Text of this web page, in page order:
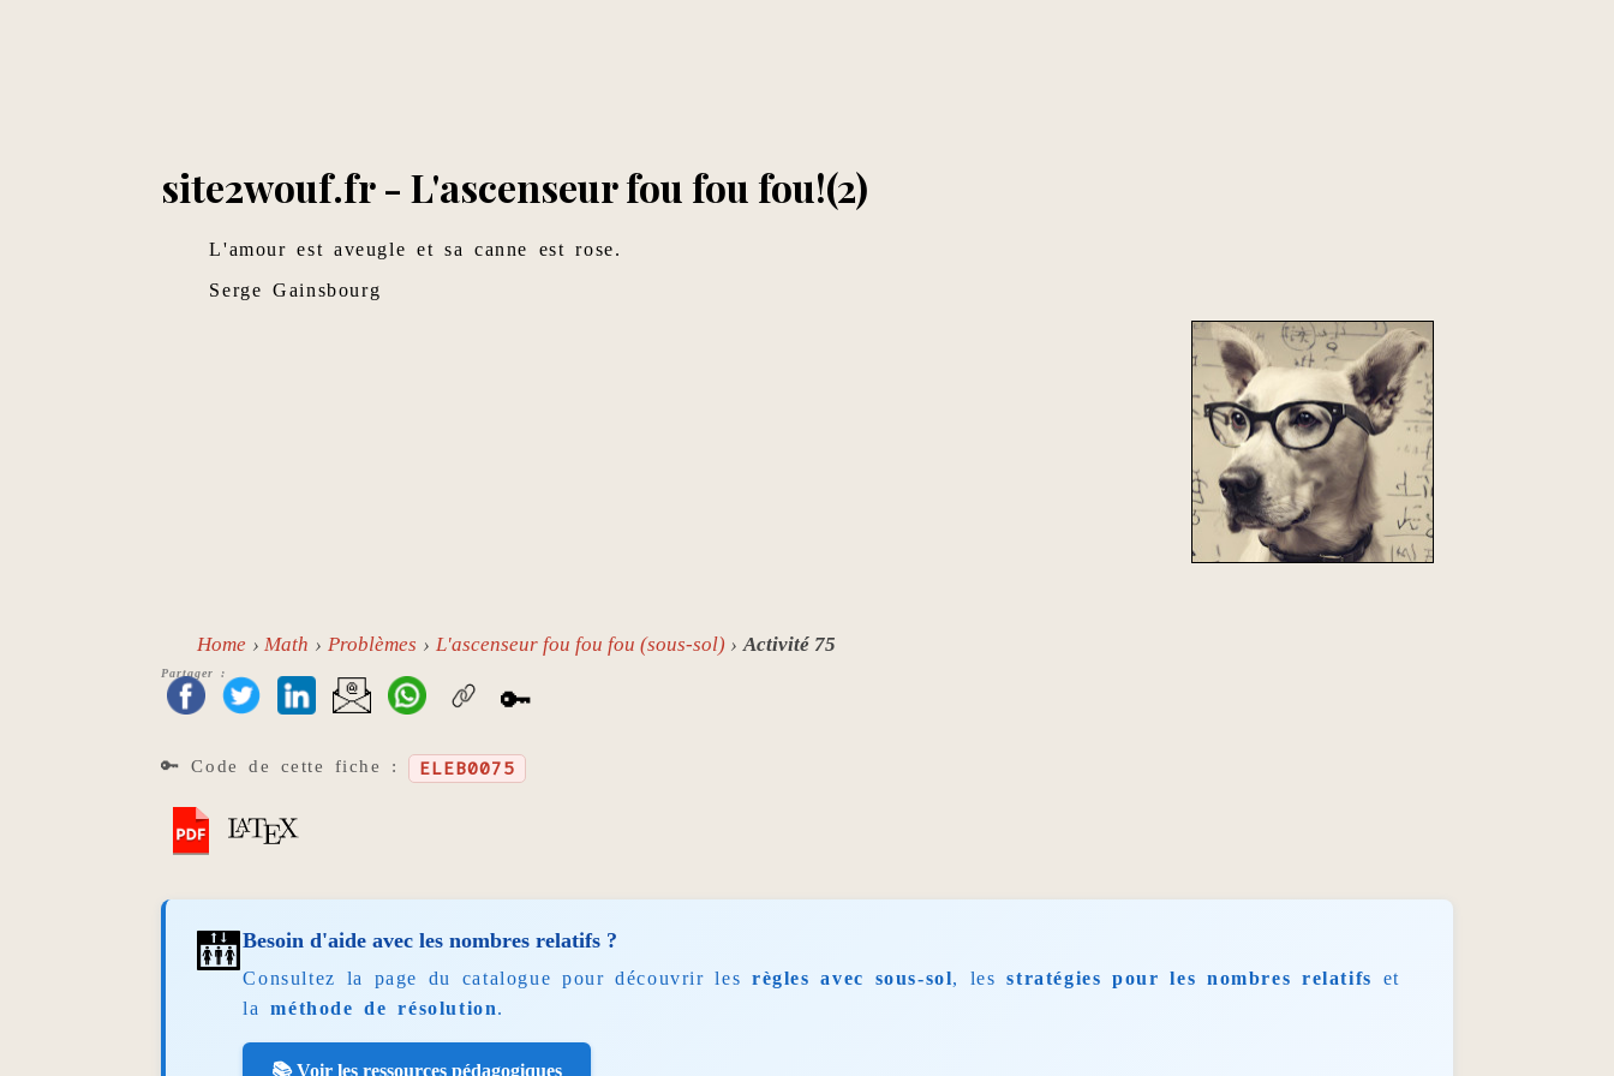
site2wouf.fr - L'ascenseur fou fou fou!(2)
L'amour est aveugle et sa canne est rose.
Serge Gainsbourg
Home Math Problèmes L'ascenseur fou fou fou (sous-sol) Activité 75
Partager :
🔑
🔑 Code de cette fiche : ELEB0075
🛗Besoin d'aide avec les nombres relatifs ?
Consultez la page du catalogue pour découvrir les règles avec sous-sol, lesstratégies pour les nombres relatifs
et
laméthode de résolution.
📚 Voir les ressources pédagogiques